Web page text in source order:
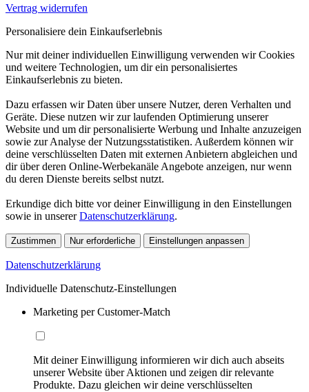
Vertrag widerrufen
Personalisiere dein Einkaufserlebnis
Nur mit deiner individuellen Einwilligung verwenden wir Cookies
und weitere Technologien, um dir ein personalisiertes
Einkaufserlebnis zu bieten.
Dazu erfassen wir Daten über unsere Nutzer, deren Verhalten und
Geräte. Diese nutzen wir zur laufenden Optimierung unserer
Website und um dir personalisierte Werbung und Inhalte anzuzeigen
sowie zur Analyse der Nutzungsstatistiken. Außerdem können wir
deine verschlüsselten Daten mit externen Anbietern abgleichen und
dir über deren Online-Werbekanäle Angebote anzeigen, nur wenn
du deren Dienste bereits selbst nutzt.
Erkundige dich bitte vor deiner Einwilligung in den Einstellungen
sowie in unsererDatenschutzerklärung.
Zustimmen Nur erforderliche Einstellungen anpassen
Datenschutzerklärung
Individuelle Datenschutz-Einstellungen
Marketing per Customer-Match
Mit deiner Einwilligung informieren wir dich auch abseits
unserer Website über Aktionen und zeigen dir relevante
Produkte. Dazu gleichen wir deine verschlüsselten